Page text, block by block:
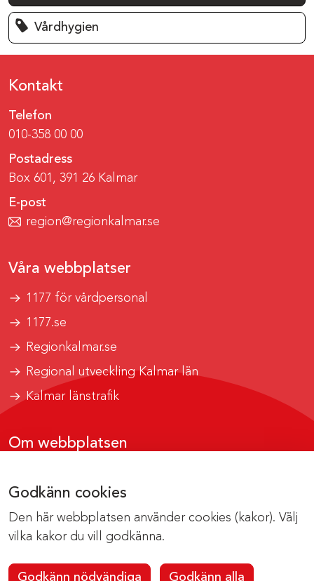
Godkänn cookies
Den här webbplatsen använder cookies (kakor). Välj
vilka kakor du vill godkänna.
Godkänn nödvändiga Godkänn alla
Vårdhygien
Kontakt
Telefon
010-358 00 00
Postadress
Box 601, 391 26 Kalmar
E-post
region@regionkalmar.se
Våra webbplatser
1177 för vårdpersonal
1177.se
Regionkalmar.se
Regional utveckling Kalmar län
Kalmar länstrafik
Om webbplatsen
Om cookies
Kontakta webbredaktionen